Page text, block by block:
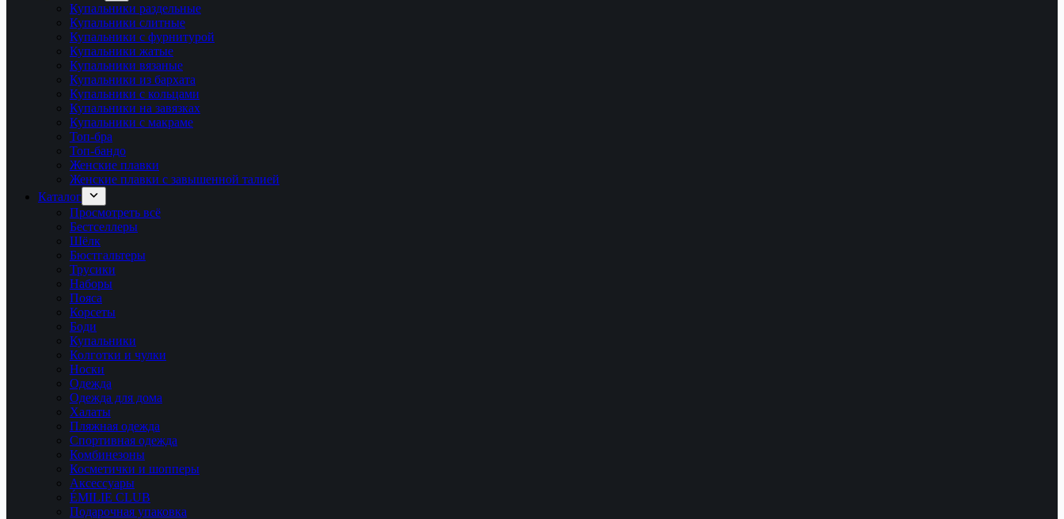
Купальники раздельные
Купальники слитные
Купальники с фурнитурой
Купальники жатые
Купальники вязаные
Купальники из бархата
Купальники с кольцами
Купальники на завязках
Купальники с макраме
Топ-бра
Топ-бандо
Женские плавки
Женские плавки с завышенной талией
Каталог
Просмотреть всё
Бестселлеры
Шёлк
Бюстгальтеры
Трусики
Наборы
Пояса
Корсеты
Боди
Купальники
Колготки и чулки
Носки
Одежда
Одежда для дома
Халаты
Пляжная одежда
Спортивная одежда
Комбинезоны
Косметички и шопперы
Аксессуары
ÉMILIE CLUB
Подарочная упаковка